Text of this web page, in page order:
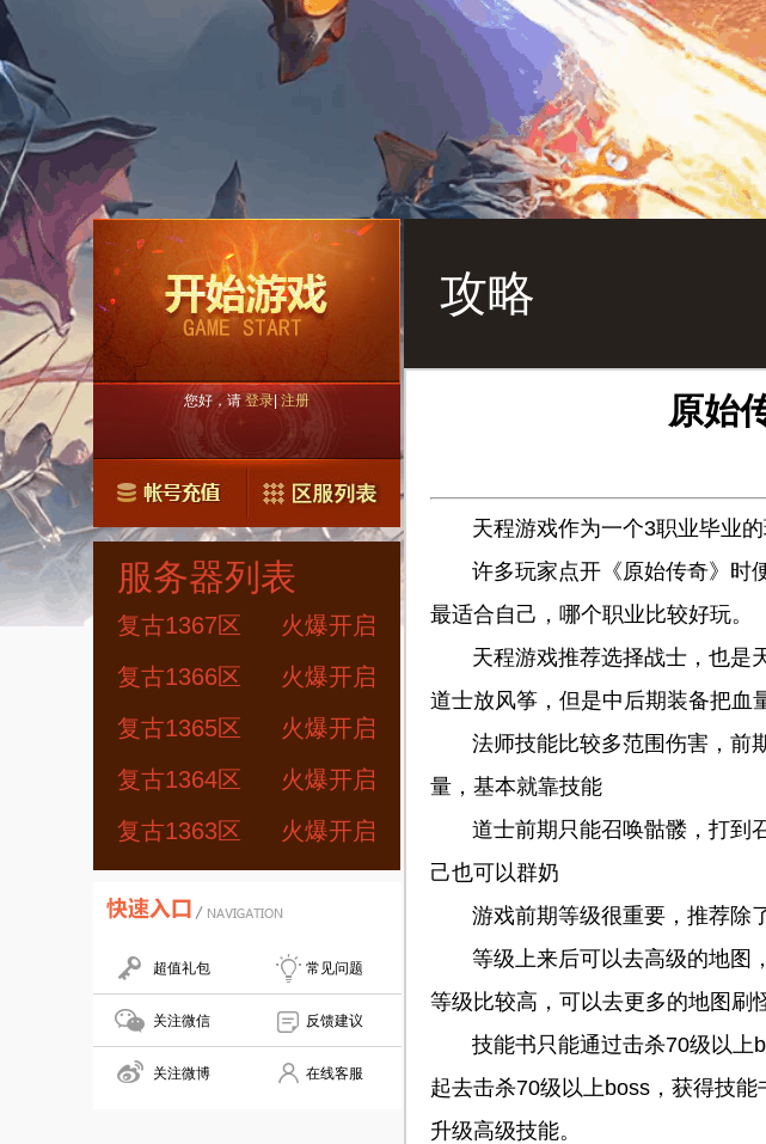
您好，请登录 |注册
服务器列表
复古1367区
火爆开启
复古1366区
火爆开启
复古1365区
火爆开启
复古1364区
火爆开启
复古1363区
火爆开启
超值礼包 常见问题
关注微信 反馈建议
关注微博 在线客服
攻略
原始
天程游戏作为一个3职业毕业的
许多玩家点开《原始传奇》时便
最适合自己，哪个职业比较好玩。
天程游戏推荐选择战士，也是天
道士放风筝，但是中后期装备把血
法师技能比较多范围伤害，前期
量，基本就靠技能
道士前期只能召唤骷髅，打到召
己也可以群奶
游戏前期等级很重要，推荐除了
等级上来后可以去高级的地图，
等级比较高，可以去更多的地图刷
技能书只能通过击杀70级以上
起去击杀70级以上boss，获得技
升级高级技能。